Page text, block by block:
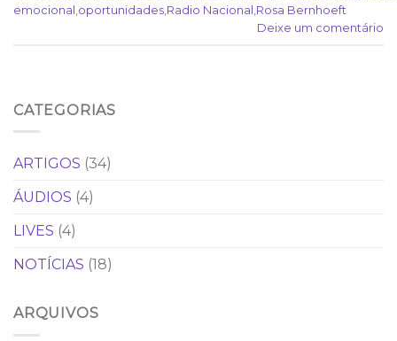
emocional oportunidades Radio Nacional Rosa Bernhoeft
Deixe um comentário
CATEGORIAS
ARTIGOS (34)
ÁUDIOS (4)
LIVES (4)
NOTÍCIAS (18)
ARQUIVOS